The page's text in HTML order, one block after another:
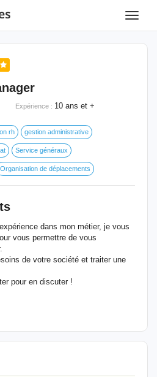
Toggle
Expérience : 10 ans et +
rh gestion administrative
Service généraux
Organisation de déplacements
dans mon métier, je vous
vous permettre de vous
de votre société et traiter une
pour en discuter !